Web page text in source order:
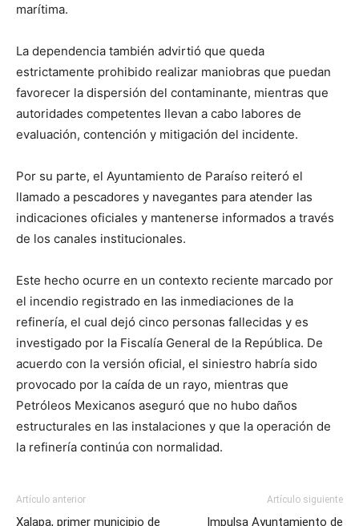
marítima.
La dependencia también advirtió que queda
estrictamente prohibido realizar maniobras que puedan
favorecer la dispersión del contaminante, mientras que
autoridades competentes llevan a cabo labores de
evaluación, contención y mitigación del incidente.
Por su parte, el Ayuntamiento de Paraíso reiteró el
llamado a pescadores y navegantes para atender las
indicaciones oficiales y mantenerse informados a través
de los canales institucionales.
Este hecho ocurre en un contexto reciente marcado por
el incendio registrado en las inmediaciones de la
refinería, el cual dejó cinco personas fallecidas y es
investigado por la Fiscalía General de la República. De
acuerdo con la versión oficial, el siniestro habría sido
provocado por la caída de un rayo, mientras que
Petróleos Mexicanos aseguró que no hubo daños
estructurales en las instalaciones y que la operación de
la refinería continúa con normalidad.
Artículo anterior
Xalapa, primer municipio de
Artículo siguiente
Impulsa Ayuntamiento de